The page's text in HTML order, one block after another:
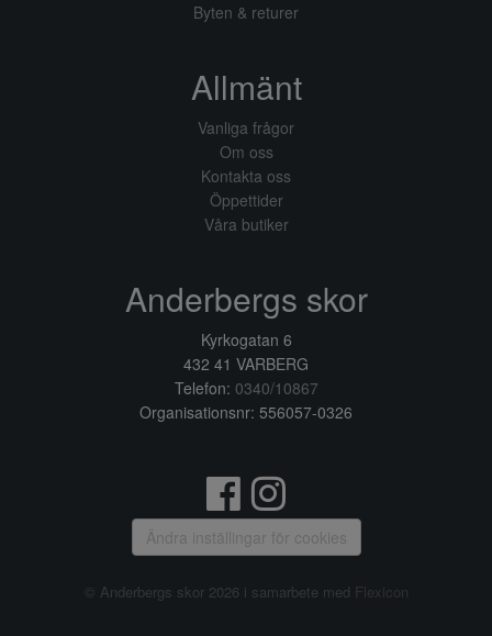
Byten & returer
Allmänt
Vanliga frågor
Om oss
Kontakta oss
Öppettider
Våra butiker
Anderbergs skor
Kyrkogatan 6
432 41 VARBERG
Telefon: 0340/10867
Organisationsnr: 556057-0326
Ändra inställingar för cookies
© Anderbergs skor 2026 i samarbete med Flexicon